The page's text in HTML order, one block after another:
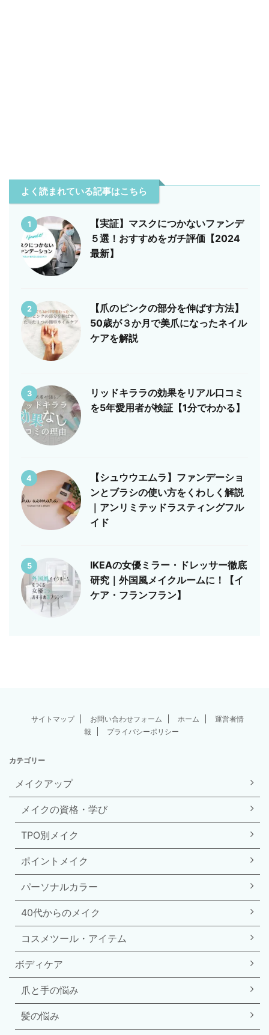
よく読まれている記事はこちら
1
【実証】マスクにつかないファンデ
５選！おすすめをガチ評価【2024
最新】
2
【爪のピンクの部分を伸ばす方法】
50歳が３か月で美爪になったネイル
ケアを解説
3
リッドキララの効果をリアル口コミ
を5年愛用者が検証【1分でわかる】
4
【シュウウエムラ】ファンデーショ
ンとブラシの使い方をくわしく解説
｜アンリミテッドラスティングフル
イド
5
IKEAの女優ミラー・ドレッサー徹底
研究｜外国風メイクルームに！【イ
ケア・フランフラン】
サイトマップ お問い合わせフォーム ホーム
運営者情
報
プライバシーポリシー
カテゴリー
メイクアップ
メイクの資格・学び
TPO別メイク
ポイントメイク
パーソナルカラー
40代からのメイク
コスメツール・アイテム
ボディケア
爪と手の悩み
髪の悩み